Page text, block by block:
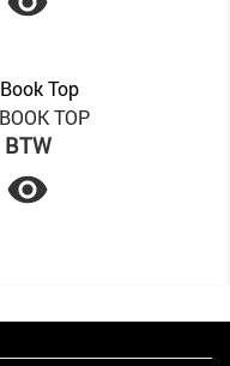
TOP
